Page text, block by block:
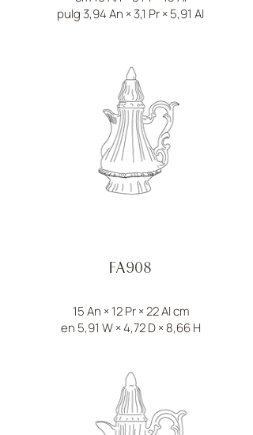
pulg 3,94 An × 3,1 Pr × 5,91 Al
FA908
15 An × 12 Pr × 22 Al cm
en 5,91 W × 4,72 D × 8,66 H